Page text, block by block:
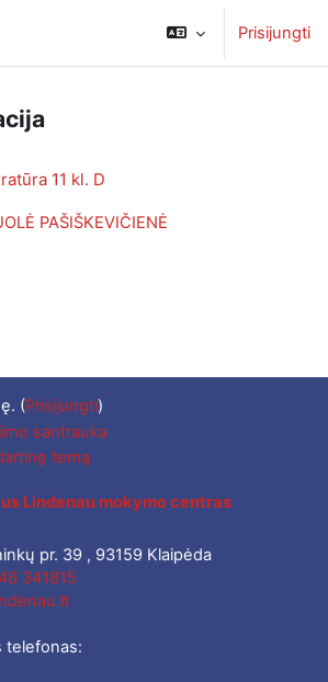
Prisijungti
11 kl. D
PAŠIŠKEVIČIENĖ
(Prisijungti)
santrauka
temą
Lindenau mokymo centras
pr. 39 , 93159 Klaipėda
341815
telefonas: